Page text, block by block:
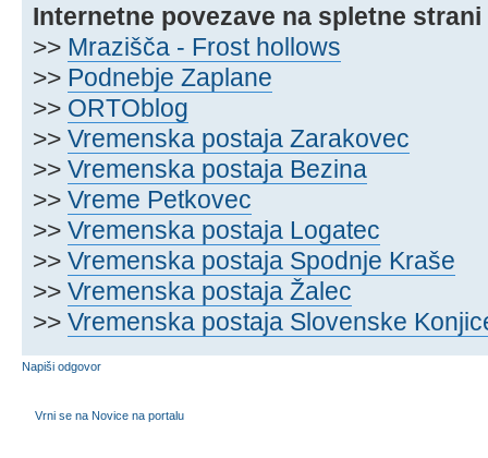
Internetne povezave na spletne
>> Mrazišča - Frost hollows
>> Podnebje Zaplane
>> ORTOblog
>> Vremenska postaja Zarakovec
>> Vremenska postaja Bezina
>> Vreme Petkovec
>> Vremenska postaja Logatec
>> Vremenska postaja Spodnje Kraše
>> Vremenska postaja Žalec
>> Vremenska postaja Slovenske
Napiši odgovor
Vrni se na Novice na portalu